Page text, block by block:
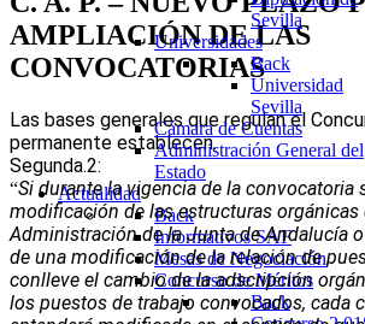
Sevilla
Universidades
Back
Universidad
Sevilla
Cámara de Cuentas
Administración General del
Estado
Actualidad
Back
Informativos SAF
Mesas de Negociación
Concurso de Méritos
Back
AMPLIACIÓN DE LAS
CONVOCATORIAS
Las bases generales que regulan el
permanente establecen.
Segunda.2:
“Si durante la vigencia de la convocatoria
modificación de las estructuras orgánicas
Administración de la Junta de Andalucía
de una modificación de la relación de
conlleve el cambio de la adscripción
los puestos de trabajo convocados, cada